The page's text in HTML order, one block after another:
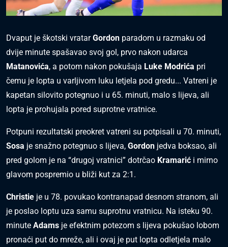
Dvaput je škotski vratarGordon paradom u razmaku od
dvije minute spašavao svoj gol, prvo nakon udarca
Matanovića, a potom nakon pokušaja Luke Modrića pri
čemu je lopta u varljivom luku letjela pod gredu... Vatreni je
kapetan silovito potegnuo i u 65. minuti, malo s lijeva, ali
lopta je prohujala pored suprotne vratnice.
Potpuni rezultatski preokret vatreni su potpisali u 70. minuti,
Sosa je snažno potegnuo s lijeva, Gordon jedva boksao, ali
pred golom je na “drugoj vratnici” dotrčao Kramarić i mirno
glavom pospremio u bliži kut za 2:1.
Christie je u 78. povukao kontranapad desnom stranom, ali
je poslao loptu uza samu suprotnu vratnicu. Na isteku 90.
minute Adams je efektnim potezom s lijeva pokušao lobom
pronaći put do mreže, ali i ovaj je put lopta odletjela malo